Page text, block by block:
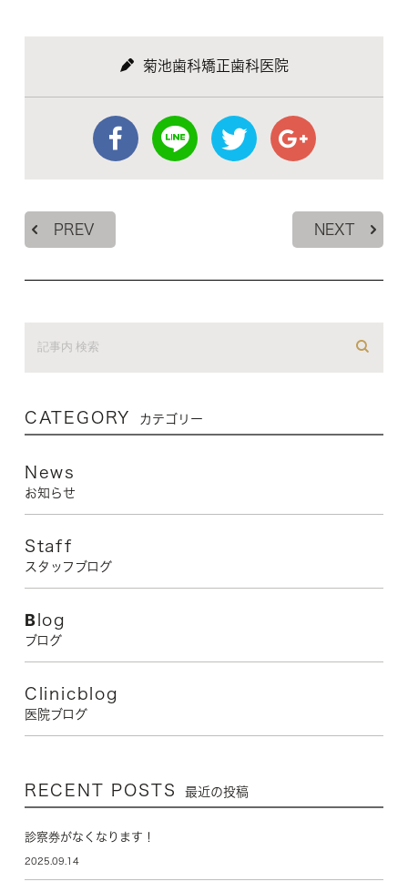
菊池歯科矯正歯科医院
PREV NEXT
CATEGORY カテゴリー
News
お知らせ
Staff
スタッフブログ
Blog
ブログ
Clinicblog
医院ブログ
RECENT POSTS 最近の投稿
診察券がなくなります！
2025.09.14